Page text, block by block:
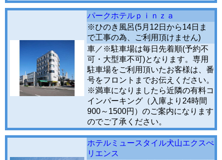
パークホテルｐｉｎｚａ
※ひのき風呂(5月12日から14日ま
で工事の為、ご利用頂けません)
車／※駐車場は毎日先着順(予約不
可・大型車不可)となります。専用
駐車場をご利用頂いたお客様は、番
号をフロントまでお伝えください。
※満車になりましたら近隣の有料コ
インパーキング（入庫より24時間
900～1500円）のご案内になります
のでご了承ください。
ホテルミュースタイル犬山エクスぺ
リエンス